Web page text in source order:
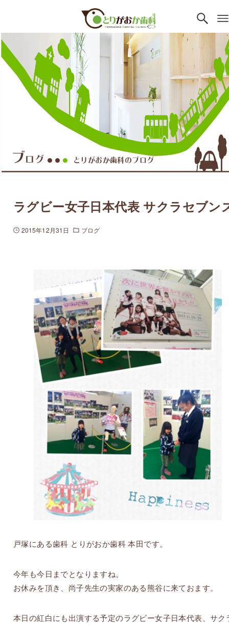
ブログ ●● ● とりがおか歯科のブログ
ラグビー女子日本代表 サクラセブン
2015年12月31日 ブログ
戸塚にある歯科 とりがおか歯科 本田です。
今年も今日までとなりますね。
お休みを頂き、尚子先生の実家のある熊谷に来ておます。
本日の紅白にも出演する予定のラグビー女子日本代表、サク